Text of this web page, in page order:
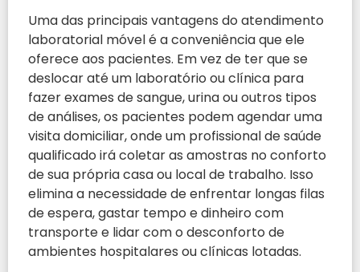
Uma das principais vantagens do atendimento
laboratorial móvel é a conveniência que ele
oferece aos pacientes. Em vez de ter que se
deslocar até um laboratório ou clínica para
fazer exames de sangue, urina ou outros tipos
de análises, os pacientes podem agendar uma
visita domiciliar, onde um profissional de saúde
qualificado irá coletar as amostras no conforto
de sua própria casa ou local de trabalho. Isso
elimina a necessidade de enfrentar longas filas
de espera, gastar tempo e dinheiro com
transporte e lidar com o desconforto de
ambientes hospitalares ou clínicas lotadas.